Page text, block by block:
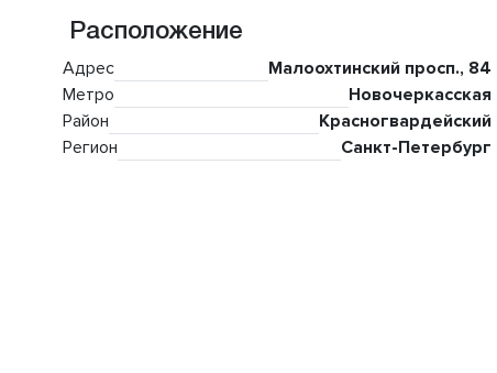
Расположение
Адрес
Малоохтинский просп., 84
Метро
Новочеркасская
Район
Красногвардейский
Регион
Санкт-Петербург